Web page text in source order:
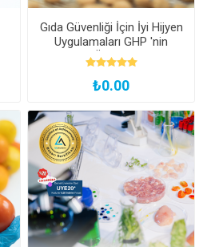
Gıda Güvenliği İçin İyi Hijyen
Uygulamaları GHP 'nin
Önemi
₺0.00